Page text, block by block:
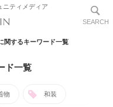
ニティメディア
SEARCH
関するキーワード一覧
ド一覧
物 和装